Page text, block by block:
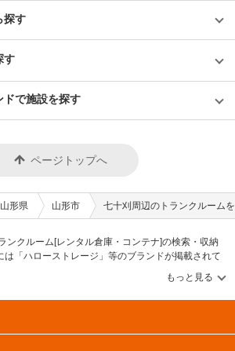
探す
す
ドで施設を探す
ページトップへ
山形県 山形市 七十刈周辺のトランクルーム
ンクルーム[レンタル倉庫・コンテナ]の検索・収納
は「ハローストレージ」等のブランドが掲載されて
探して、広さ・料金[賃料]・セキュリティ・空調完
どの希望条件で絞込み！豊富な物件数から様々な方
を簡単に探せるトランクルーム情報サイトです。七
ームを見つけたら、メールか電話でお問合せが可能